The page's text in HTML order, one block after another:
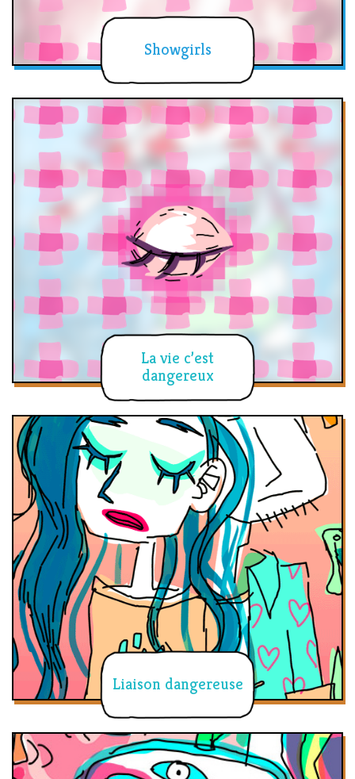
Showgirls
La vie c’est
dangereux
Liaison dangereuse